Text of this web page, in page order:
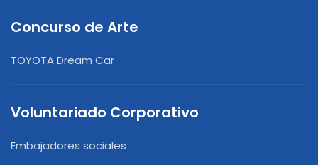
Concurso de Arte
TOYOTA Dream Car
Voluntariado Corporativo
Embajadores sociales